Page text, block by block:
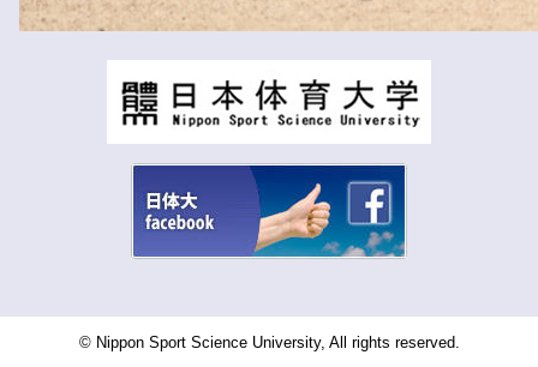
© Nippon Sport Science University, All rights reserved.